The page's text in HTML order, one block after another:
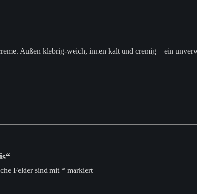
Außen klebrig-weich, innen kalt und cremig – ein
Felder sind mit * markiert